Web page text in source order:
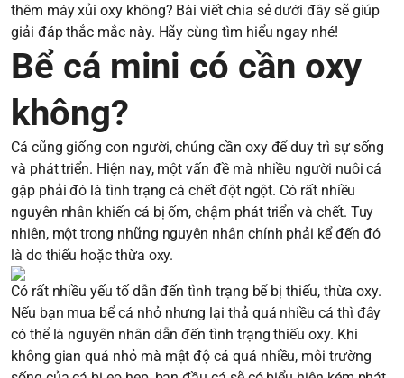
thêm máy xủi oxy không? Bài viết chia sẻ dưới đây sẽ giúp
giải đáp thắc mắc này. Hãy cùng tìm hiểu ngay nhé!
Bể cá mini có cần oxy
không?
Cá cũng giống con người, chúng cần oxy để duy trì sự sống
và phát triển. Hiện nay, một vấn đề mà nhiều người nuôi cá
gặp phải đó là tình trạng cá chết đột ngột. Có rất nhiều
nguyên nhân khiến cá bị ốm, chậm phát triển và chết. Tuy
nhiên, một trong những nguyên nhân chính phải kể đến đó
là do thiếu hoặc thừa oxy.
Có rất nhiều yếu tố dẫn đến tình trạng bể bị thiếu, thừa oxy.
Nếu bạn mua bể cá nhỏ nhưng lại thả quá nhiều cá thì đây
có thể là nguyên nhân dẫn đến tình trạng thiếu oxy. Khi
không gian quá nhỏ mà mật độ cá quá nhiều, môi trường